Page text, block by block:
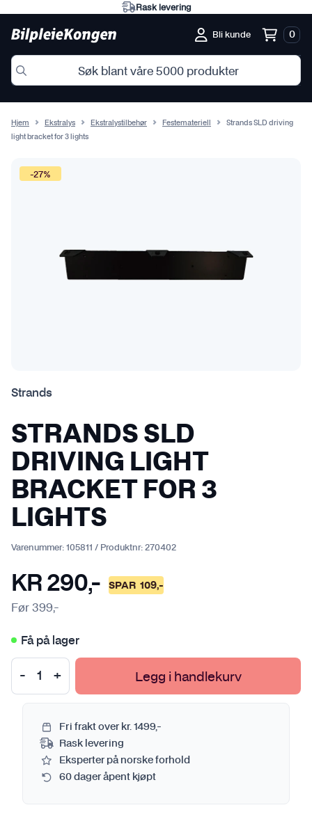
Rask levering
Bli kunde 0
Hjem Ekstralys Ekstralystilbehør Festemateriell
Strands SLD driving
light bracket for 3 lights
-27%
Strands
STRANDS SLD
DRIVING LIGHT
BRACKET FOR 3
LIGHTS
Varenummer: 105811 / Produktnr: 270402
KR 290,- SPAR 109,-
Før399,-
Få på lager
Legg i handlekurv
Fri frakt over kr. 1499,-
Rask levering
Eksperter på norske forhold
60 dager åpent kjøpt